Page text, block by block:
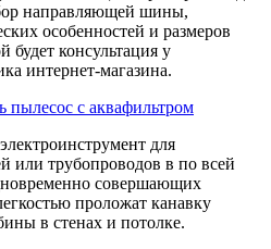
направляющей шины,
особенностей и размеров
будет консультация у
интернет-магазина.
для
или трубопроводов в по всей
совершающих
проложат канавку
в стенах и потолке.